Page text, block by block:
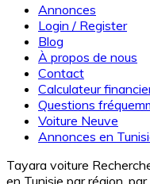
Annonces
Login / Register
Blog
À propos de nous
Contact
Calculateur
Questions
Voiture Neuve
Annonces en
Tayara voiture
en Tunisie par région,